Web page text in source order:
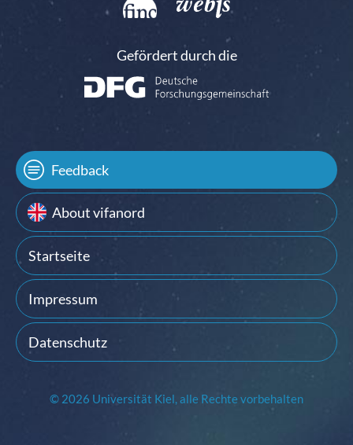
Gefördert durch die
Feedback
About vifanord
Startseite
Impressum
Datenschutz
© 2026 Universität Kiel, alle Rechte vorbehalten